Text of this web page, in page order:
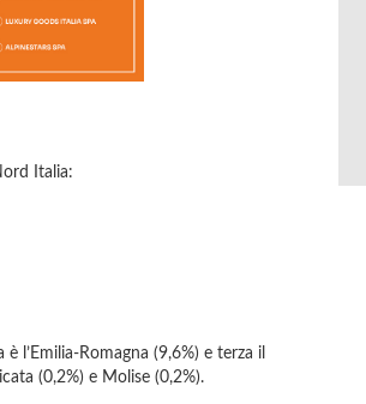
Italia:
l’Emilia-Romagna (9,6%) e terza il
(0,2%) e Molise (0,2%).